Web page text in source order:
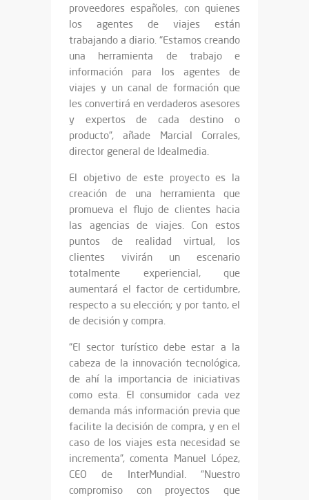
proveedores españoles, con quienes
los agentes de viajes están
trabajando a diario. “Estamos creando
una herramienta de trabajo e
información para los agentes de
viajes y un canal de formación que
les convertirá en verdaderos asesores
y expertos de cada destino o
producto”, añade Marcial Corrales,
director general de Idealmedia.
El objetivo de este proyecto es la
creación de una herramienta que
promueva el flujo de clientes hacia
las agencias de viajes. Con estos
puntos de realidad virtual, los
clientes vivirán un escenario
totalmente experiencial, que
aumentará el factor de certidumbre,
respecto a su elección; y por tanto, el
de decisión y compra.
“El sector turístico debe estar a la
cabeza de la innovación tecnológica,
de ahí la importancia de iniciativas
como esta. El consumidor cada vez
demanda más información previa que
facilite la decisión de compra, y en el
caso de los viajes esta necesidad se
incrementa”, comenta Manuel López,
CEO de InterMundial. “Nuestro
compromiso con proyectos que